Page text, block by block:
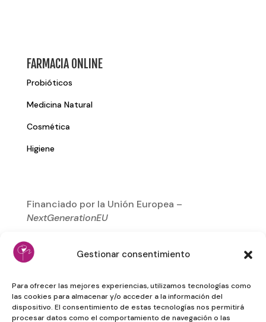
Gestionar consentimiento
Para ofrecer las mejores experiencias, utilizamos tecnologías como
las cookies para almacenar y/o acceder a la información del
dispositivo. El consentimiento de estas tecnologías nos permitirá
procesar datos como el comportamiento de navegación o las
FARMACIA ONLINE
Probióticos
Medicina Natural
Cosmética
Higiene
Financiado por la Unión Europea –
NextGenerationEU